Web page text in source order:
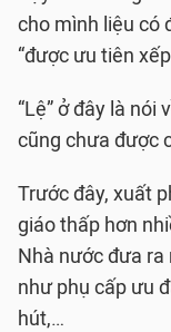
cho mình liệu có
“được ưu tiên
“Lệ” ở đây là nói
cũng chưa được
Trước đây, xuất
giáo thấp hơn
Nhà nước đưa
như phụ cấp ưu
hút,…